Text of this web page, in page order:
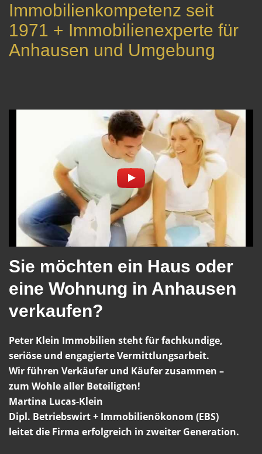
Immobilienkompetenz seit
1971 + Immobilienexperte für
Anhausen und Umgebung
Sie möchten ein Haus oder
eine Wohnung in Anhausen
verkaufen?
Peter Klein Immobilien steht für fachkundige,
seriöse und engagierte Vermittlungsarbeit.
Wir führen Verkäufer und Käufer zusammen –
zum Wohle aller Beteiligten!
Martina Lucas-Klein
Dipl. Betriebswirt + Immobilienökonom (EBS)
leitet die Firma erfolgreich in zweiter Generation.